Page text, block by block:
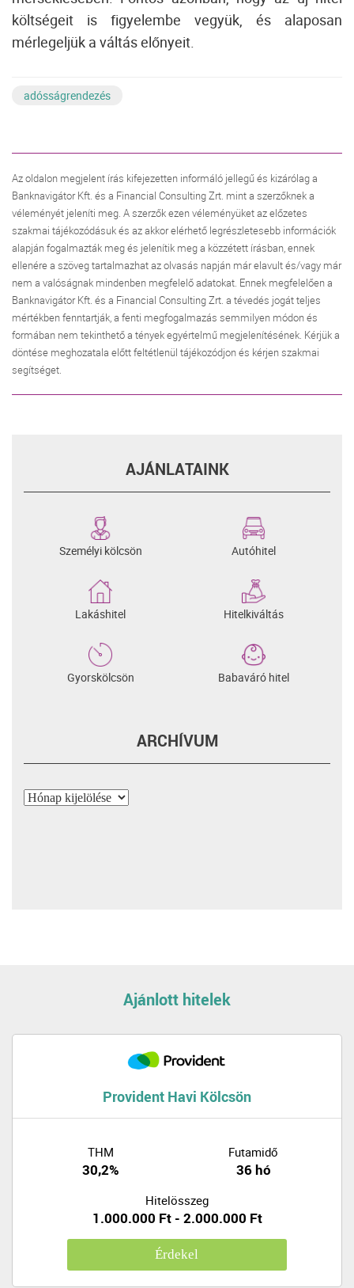
költségeit is figyelembe vegyük, és alaposan
mérlegeljük a váltás előnyeit.
adósságrendezés
Az oldalon megjelent írás kifejezetten informáló jellegű és kizárólag a
Banknavigátor Kft. és a Financial Consulting Zrt. mint a szerzőknek a
véleményét jeleníti meg. A szerzők ezen véleményüket az előzetes
szakmai tájékozódásuk és az akkor elérhető legrészletesebb információk
alapján fogalmazták meg és jelenítik meg a közzétett írásban, ennek
ellenére a szöveg tartalmazhat az olvasás napján már elavult és/vagy már
nem a valóságnak mindenben megfelelő adatokat. Ennek megfelelően a
Banknavigátor Kft. és a Financial Consulting Zrt. a tévedés jogát teljes
mértékben fenntartják, a fenti megfogalmazás semmilyen módon és
formában nem tekinthető a tények egyértelmű megjelenítésének. Kérjük a
döntése meghozatala előtt feltétlenül tájékozódjon és kérjen szakmai
segítséget.
AJÁNLATAINK
Személyi kölcsön Autóhitel
Lakáshitel Hitelkiváltás
Gyorskölcsön Babaváró hitel
ARCHÍVUM
Archívum
Ajánlott hitelek
Provident Havi Kölcsön
THM
30,2%
Futamidő
36 hó
Hitelösszeg
1.000.000 Ft - 2.000.000 Ft
Érdekel